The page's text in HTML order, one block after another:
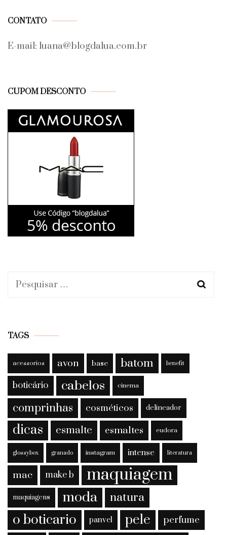
CONTATO
E-mail: luana@blogdalua.com.br
CUPOM DESCONTO
Pesquisar
TAGS
acessorios avon base batom benefit
boticário cabelos cinema
comprinhas cosméticos delineador
dicas esmalte esmaltes eudora
glossybox granado instagram intense literatura
mac make b maquiagem
maquiagens moda natura
o boticario panvel pele perfume